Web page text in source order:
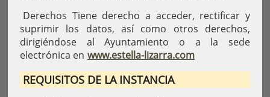
Derechos Tiene derecho a acceder, rectificar y
suprimir los datos, así como otros derechos,
dirigiéndose al Ayuntamiento o a la sede
electrónica en www.estella-lizarra.com
REQUISITOS DE LA INSTANCIA